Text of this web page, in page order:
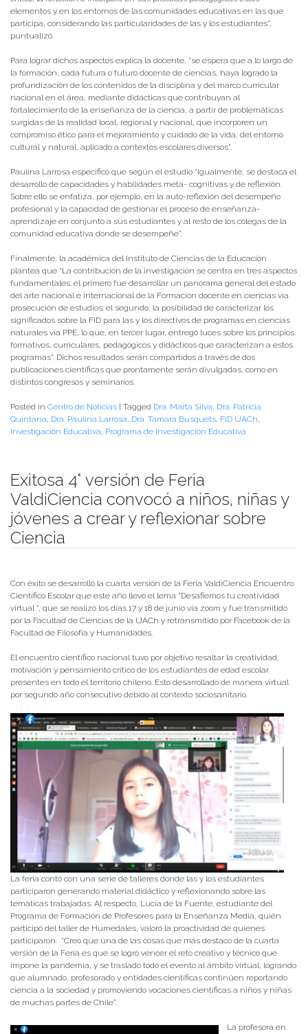
elementos y en los entornos de las comunidades educativas en las que
participa, considerando las particularidades de las y los estudiantes”,
puntualizó.
Para lograr dichos aspectos explica la docente, “se espera que a lo largo de
la formación, cada futura o futuro docente de ciencias, haya logrado la
profundización de los contenidos de la disciplina y del marco curricular
nacional en el área, mediante didácticas que contribuyan al
fortalecimiento de la enseñanza de la ciencia, a partir de problemáticas
surgidas de la realidad local, regional y nacional, que incorporen un
compromiso ético para el mejoramiento y cuidado de la vida, del entorno
cultural y natural, aplicado a contextos escolares diversos”.
Paulina Larrosa especificó que según el estudio “Igualmente, se destaca el
desarrollo de capacidades y habilidades meta- cognitivas y de reflexión.
Sobre ello se enfatiza, por ejemplo, en la auto-reflexión del desempeño
profesional y la capacidad de gestionar el proceso de enseñanza-
aprendizaje en conjunto a sus estudiantes y al resto de los colegas de la
comunidad educativa donde se desempeñe”.
Finalmente, la académica del Instituto de Ciencias de la Educación
plantea que “La contribución de la investigación se centra en tres aspectos
fundamentales: el primero fue desarrollar un panorama general del estado
del arte nacional e internacional de la Formación docente en ciencias vía
prosecución de estudios; el segundo, la posibilidad de caracterizar los
significados sobre la FID para las y los directivos de programas en ciencias
naturales vía PPE, lo que, en tercer lugar, entregó luces sobre los principios
formativos, curriculares, pedagógicos y didácticos que caracterizan a estos
programas”. Dichos resultados serán compartidos a través de dos
publicaciones científicas que prontamente serán divulgadas, como en
distintos congresos y seminarios.
Posted in Centro de Noticias | Tagged Dra. Marta Silva Dra. Patricia
Quintana Dra. Paulina Larrosa Dra. Tamara Busquets FID UACh
Investigación Educativa Programa de Investigación Educativa
Exitosa 4° versión de Feria
ValdiCiencia convocó a niños, niñas y
jóvenes a crear y reflexionar sobre
Ciencia
Con éxito se desarrolló la cuarta versión de la Feria ValdiCiencia Encuentro
Científico Escolar que este año llevó el lema “Desafiemos tu creatividad
virtual “, que se realizó los días 17 y 18 de junio vía zoom y fue transmitido
por la Facultad de Ciencias de la UACh y retransmitido por Facebook de la
Facultad de Filosofía y Humanidades.
El encuentro científico nacional tuvo por objetivo resaltar la creatividad,
motivación y pensamiento crítico de los estudiantes de edad escolar
presentes en todo el territorio chileno. Esto desarrollado de manera virtual
por segundo año consecutivo debido al contexto sociosanitario.
La feria contó con una serie de talleres donde las y los estudiantes
participaron generando material didáctico y reflexionando sobre las
temáticas trabajadas. Al respecto, Lucía de la Fuente, estudiante del
Programa de Formación de Profesores para la Enseñanza Media, quién
participó del taller de Humedales, valoró la proactividad de quienes
participaron. “Creo que una de las cosas que más destaco de la cuarta
versión de la Feria es que se logró vencer el reto creativo y técnico que
impone la pandemia, y se trasladó todo el evento al ámbito virtual, logrando
que alumnado, profesorado y entidades científicas continúen reportando
ciencia a la sociedad y promoviendo vocaciones científicas a niños y niñas
de muchas partes de Chile”.
La profesora en